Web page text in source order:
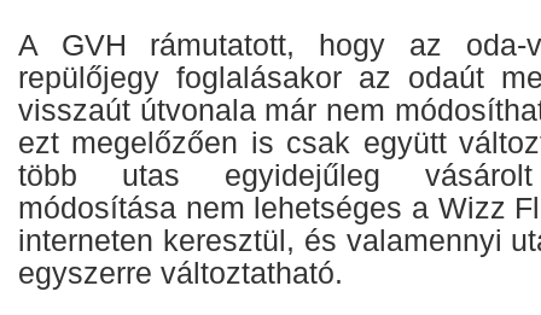
A GVH rámutatott, hogy az oda-
repülőjegy foglalásakor az odaút
visszaút útvonala már nem
ezt megelőzően is csak együtt
több utas egyidejűleg vásárolt
módosítása nem lehetséges a Wizz
interneten keresztül, és valamennyi
egyszerre változtatható.